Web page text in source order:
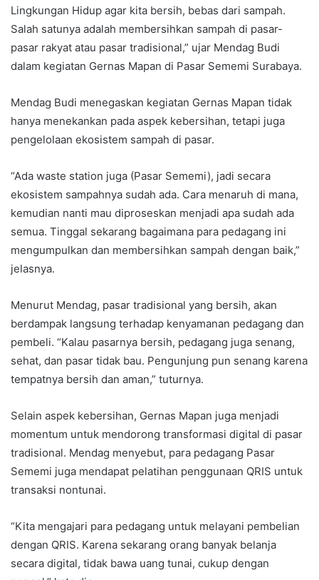
Lingkungan Hidup agar kita bersih, bebas dari sampah.
Salah satunya adalah membersihkan sampah di pasar-
pasar rakyat atau pasar tradisional,” ujar Mendag Budi
dalam kegiatan Gernas Mapan di Pasar Sememi Surabaya.
Mendag Budi menegaskan kegiatan Gernas Mapan tidak
hanya menekankan pada aspek kebersihan, tetapi juga
pengelolaan ekosistem sampah di pasar.
“Ada waste station juga (Pasar Sememi), jadi secara
ekosistem sampahnya sudah ada. Cara menaruh di mana,
kemudian nanti mau diproseskan menjadi apa sudah ada
semua. Tinggal sekarang bagaimana para pedagang ini
mengumpulkan dan membersihkan sampah dengan baik,”
jelasnya.
Menurut Mendag, pasar tradisional yang bersih, akan
berdampak langsung terhadap kenyamanan pedagang dan
pembeli. “Kalau pasarnya bersih, pedagang juga senang,
sehat, dan pasar tidak bau. Pengunjung pun senang karena
tempatnya bersih dan aman,” tuturnya.
Selain aspek kebersihan, Gernas Mapan juga menjadi
momentum untuk mendorong transformasi digital di pasar
tradisional. Mendag menyebut, para pedagang Pasar
Sememi juga mendapat pelatihan penggunaan QRIS untuk
transaksi nontunai.
“Kita mengajari para pedagang untuk melayani pembelian
dengan QRIS. Karena sekarang orang banyak belanja
secara digital, tidak bawa uang tunai, cukup dengan